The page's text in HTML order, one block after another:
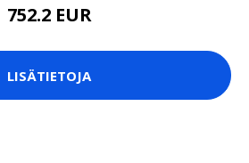
752.2 EUR
LISÄTIETOJA